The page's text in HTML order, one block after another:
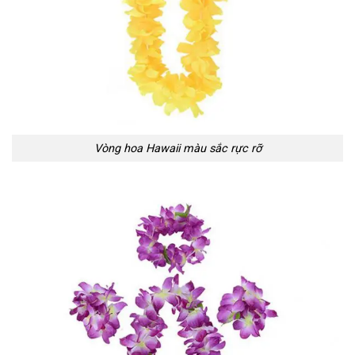
Vòng hoa Hawaii màu sắc rực rỡ